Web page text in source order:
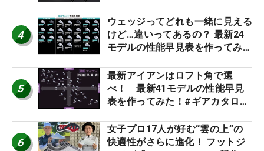
4
ウェッジってどれも一緒に見える
けど…違いってあるの？ 最新24
モデルの性能早見表を作ってみ
5
最新アイアンはロフト角で選
べ！ 最新41モデルの性能早見
表を作ってみた！#ギアカタログ
6
女子プロ17人が好む“雲の上”の
快適性がさらに進化！ フットジ